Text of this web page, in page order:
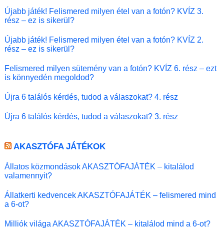
Újabb játék! Felismered milyen étel van a fotón? KVÍZ 3.
rész – ez is sikerül?
Újabb játék! Felismered milyen étel van a fotón? KVÍZ 2.
rész – ez is sikerül?
Felismered milyen sütemény van a fotón? KVÍZ 6. rész – ezt
is könnyedén megoldod?
Újra 6 találós kérdés, tudod a válaszokat? 4. rész
Újra 6 találós kérdés, tudod a válaszokat? 3. rész
AKASZTÓFA JÁTÉKOK
Állatos közmondások AKASZTÓFAJÁTÉK – kitalálod
valamennyit?
Állatkerti kedvencek AKASZTÓFAJÁTÉK – felismered mind
a 6-ot?
Milliók világa AKASZTÓFAJÁTÉK – kitalálod mind a 6-ot?